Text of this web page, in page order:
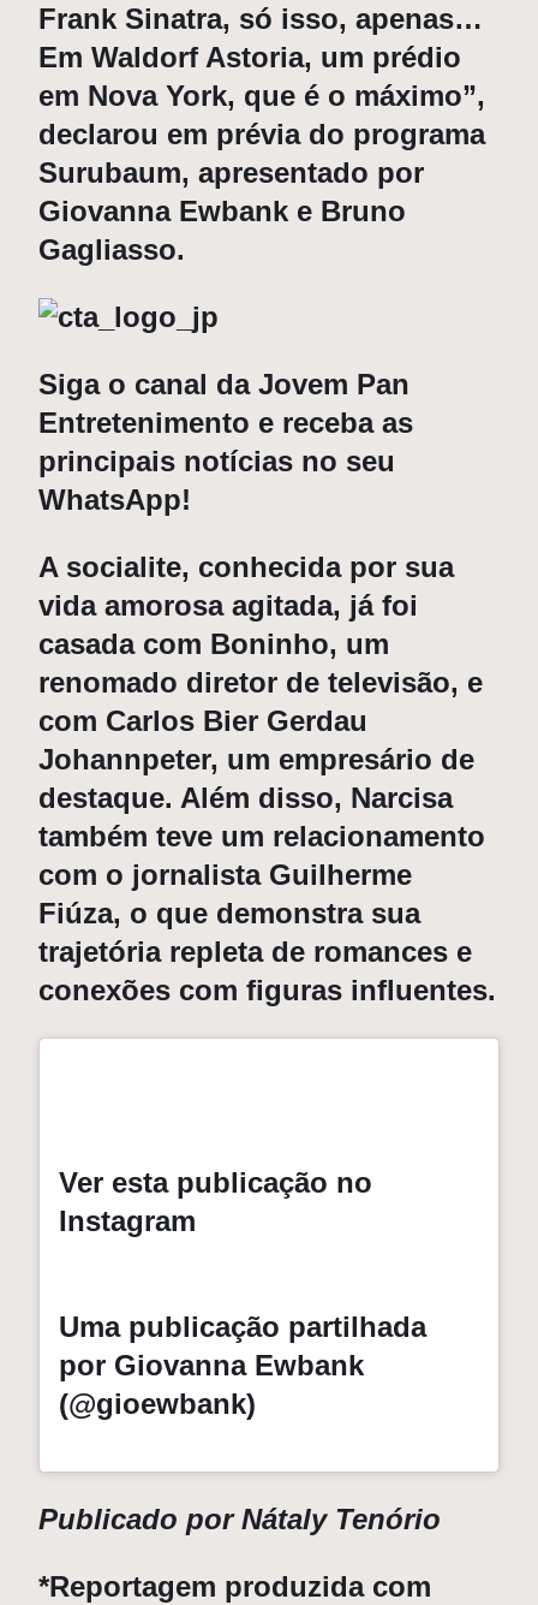
Frank Sinatra, só isso, apenas…
Em Waldorf Astoria, um prédio
em Nova York, que é o máximo”,
declarou em prévia do programa
Surubaum, apresentado por
Giovanna Ewbank e Bruno
Gagliasso.
Siga o canal da Jovem Pan
Entretenimento e receba as
principais notícias no seu
WhatsApp!
A socialite, conhecida por sua
vida amorosa agitada, já foi
casada com Boninho, um
renomado diretor de televisão, e
com Carlos Bier Gerdau
Johannpeter, um empresário de
destaque. Além disso, Narcisa
também teve um relacionamento
com o jornalista Guilherme
Fiúza, o que demonstra sua
trajetória repleta de romances e
conexões com figuras influentes.
Ver esta publicação no
Instagram
Uma publicação partilhada
por Giovanna Ewbank
(@gioewbank)
Publicado por Nátaly Tenório
*Reportagem produzida com